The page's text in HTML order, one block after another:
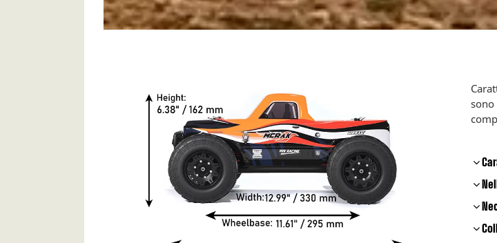
sono